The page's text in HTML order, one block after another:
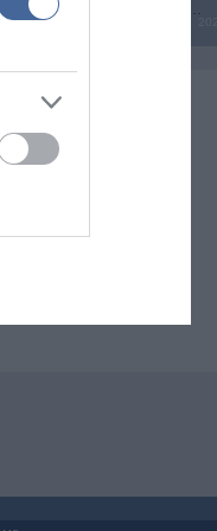
Ide minden baromságot...